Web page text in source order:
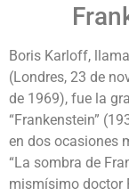
Boris Karloff,
(Londres, 23 de
de 1969), fue la
“Frankenstein”
en dos ocasiones
“La sombra de
mismísimo doctor